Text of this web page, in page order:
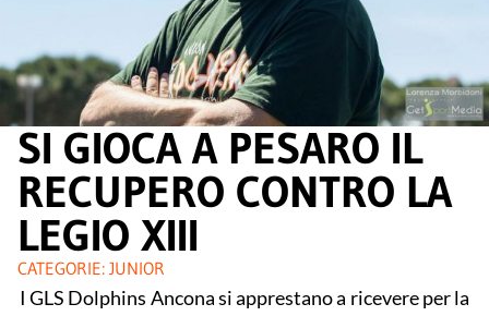
SI GIOCA A PESARO IL
RECUPERO CONTRO LA
LEGIO XIII
CATEGORIE: JUNIOR
I GLS Dolphins Ancona si apprestano a ricevere per la